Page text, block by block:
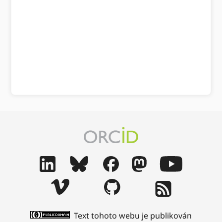
Text tohoto webu je publikován